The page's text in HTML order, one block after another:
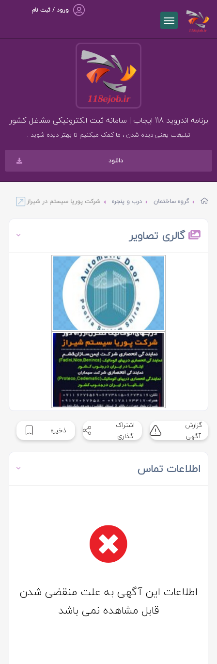
ورود / ثبت نام
برنامه اندروید 118 ایجاب | سامانه ثبت الکترونیکی مشاغل کشور
تبلیغات یعنی دیده شدن ، ما کمک میکنیم تا بهتر دیده شوید .
دانلود
گروه ساختمان درب و پنجره شرکت پوریا سیستم در شیراز
گالری تصاویر
گزارش
آگهی
اشتراک
گذاری
ذخیره
اطلاعات تماس
اطلاعات این آگهی به علت منقضی شدن
قابل مشاهده نمی باشد